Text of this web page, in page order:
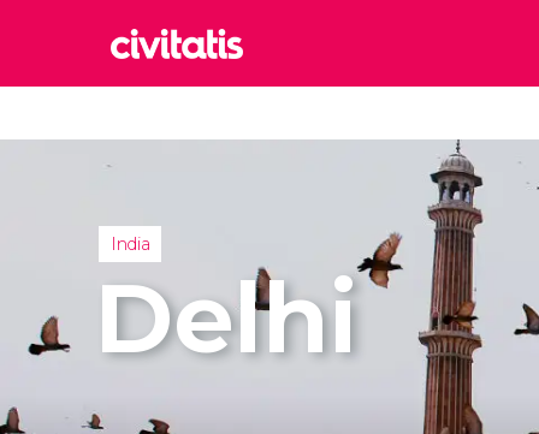
Italia
Reino
Turquía
India
Delhi